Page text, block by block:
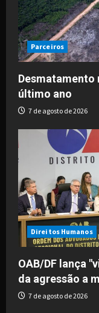
Parceiros
Desmatamento
último ano
7 de agosto de 2026
Direitos Humanos
OAB/DF lança
da agressão a
7 de agosto de 2026